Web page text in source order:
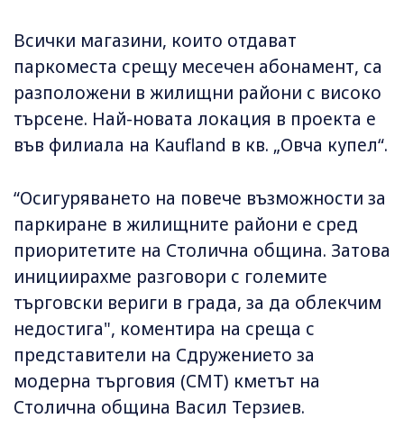
Всички магазини, които отдават
паркоместа срещу месечен абонамент, са
разположени в жилищни райони с високо
търсене. Най-новата локация в проекта е
във филиала на Kaufland в кв. „Овча купел“.
“Осигуряването на повече възможности за
паркиране в жилищните райони е сред
приоритетите на Столична община. Затова
инициирахме разговори с големите
търговски вериги в града, за да облекчим
недостига", коментира на среща с
представители на Сдружението за
модерна търговия (СМТ) кметът на
Столична община Васил Терзиев.